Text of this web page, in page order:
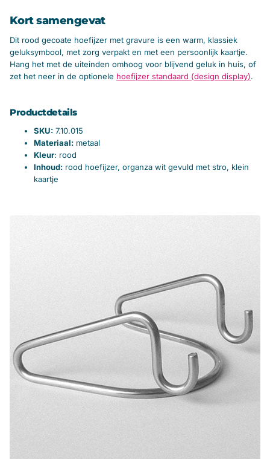
Kort samengevat
Dit rood gecoate hoefijzer met gravure is een warm, klassiek
geluksymbool, met zorg verpakt en met een persoonlijk kaartje.
Hang het met de uiteinden omhoog voor blijvend geluk in huis, of
zet het neer in de optionele hoefijzer standaard (design display).
Productdetails
SKU: 7.10.015
Materiaal: metaal
Kleur: rood
Inhoud: rood hoefijzer, organza wit gevuld met stro, klein
kaartje